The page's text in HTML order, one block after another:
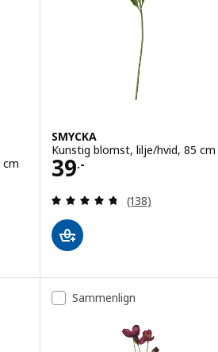
cm
af 5 Stjerner. Anmeldelser i alt:
SMYCKA
Kunstig blomst, lilje/hvid, 85 cm
39.-
Pris 39.-
Anmeld: 4.7 ud
(138)
Sammenlign